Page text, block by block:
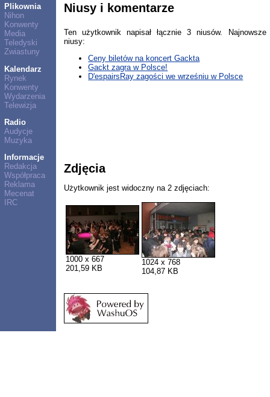
Plikownia
Nihon
Konwenty
Media
Teledyski
Zwiastuny
Kalendarz
Rynek
Konwenty
Wydarzenia
Telewizja
Radio
Audycje
Muzyka
Informacje
Redakcja
Współpraca
Reklama
Mecenat
IRC
Niusy i komentarze
Ten użytkownik napisał łącznie 3 niusów. Najnowsze
niusy:
Ceny biletów na koncert Gackta
Gackt zagra w Polsce!
D'espairsRay zagości we wrześniu w Polsce
Zdjęcia
Użytkownik jest widoczny na 2 zdjęciach:
1000 x 667
201,59 KB
1024 x 768
104,87 KB